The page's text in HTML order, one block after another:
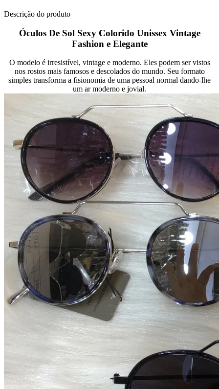
Descrição do produto
Óculos De Sol Sexy Colorido Unissex Vintage
Fashion e Elegante
O modelo é irresistível, vintage e moderno. Eles podem ser vistos
nos rostos mais famosos e descolados do mundo. Seu formato
simples transforma a fisionomia de uma pessoal normal dando-lhe
um ar moderno e jovial.